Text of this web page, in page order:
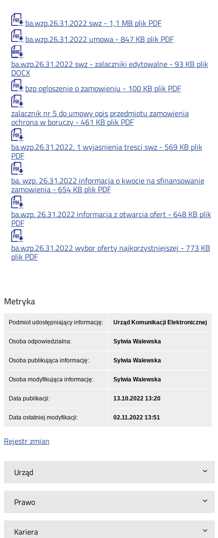
Urząd
Prawo
Kariera
ba.wzp.26.31.2022 swz - 1,1 MB plik PDF
ba.wzp.26.31.2022 umowa - 847 KB plik PDF
ba.wzp.26.31.2022 swz - zalaczniki edytowalne - 93 KB plik
DOCX
bzp ogloszenie o zamowieniu - 100 KB plik PDF
zalacznik nr 5 do umowy opis przedmiotu zamowienia
ochrona w boruczy - 461 KB plik PDF
ba.wzp.26.31.2022. 1 wyjasnienia tresci swz - 569 KB plik
PDF
ba. wzp. 26.31.2022 informacja o kwocie na sfinansowanie
zamowienia - 654 KB plik PDF
ba.wzp. 26.31.2022 informacja z otwarcia ofert - 648 KB plik
PDF
ba.wzp.26.31.2022 wybor oferty najkorzystniejszej - 773 KB
plik PDF
Metryka
Podmiot udostępniający informację: Urząd Komunikacji Elektronicznej
Osoba odpowiedzialna: Sylwia Walewska
Osoba publikująca informację: Sylwia Walewska
Osoba modyfikująca informację: Sylwia Walewska
Data publikacji: 13.10.2022 13:20
Data ostatniej modyfikacji: 02.11.2022 13:51
Rejestr zmian